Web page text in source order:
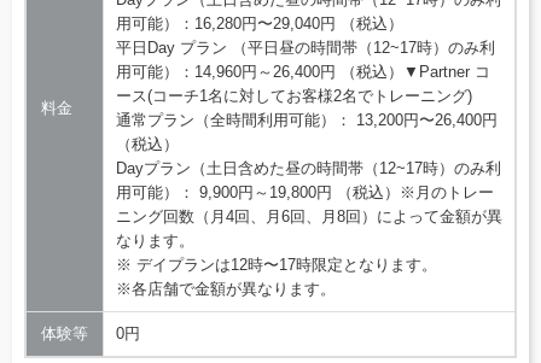
料金
用可能）：16,280円〜29,040円 （税込）
平日Day プラン （平日昼の時間帯（12~17時）のみ利
用可能）：14,960円～26,400円 （税込）▼Partner コ
ース(コーチ1名に対してお客様2名でトレーニング)
通常プラン（全時間利用可能）： 13,200円〜26,400円
（税込）
Dayプラン（土日含めた昼の時間帯（12~17時）のみ利
用可能）： 9,900円～19,800円 （税込）※月のトレー
ニング回数（月4回、月6回、月8回）によって金額が異
なります。
※ デイプランは12時〜17時限定となります。
※各店舗で金額が異なります。
体験等 0円